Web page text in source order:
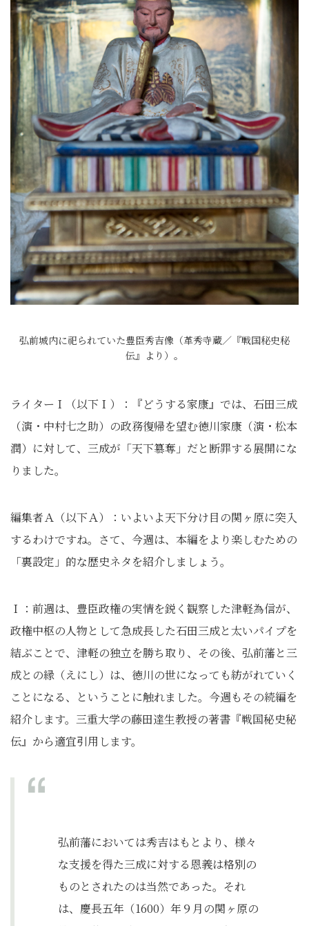
弘前城内に祀られていた豊臣秀吉像（革秀寺蔵／『戦国秘史秘
伝』より）。
ライターＩ（以下Ｉ）：『どうする家康』では、石田三成
（演・中村七之助）の政務復帰を望む徳川家康（演・松本
潤）に対して、三成が「天下簒奪」だと断罪する展開にな
りました｡
編集者Ａ（以下Ａ）：いよいよ天下分け目の関ヶ原に突入
するわけですね。さて、今週は、本編をより楽しむための
「裏設定」的な歴史ネタを紹介しましょう。
Ｉ：前週は、豊臣政権の実情を鋭く観察した津軽為信が、
政権中枢の人物として急成長した石田三成と太いパイプを
結ぶことで、津軽の独立を勝ち取り、その後、弘前藩と三
成との縁（えにし）は、徳川の世になっても紡がれていく
ことになる、ということに触れました。今週もその続編を
紹介します。三重大学の藤田達生教授の著書『戦国秘史秘
伝』から適宜引用します。
弘前藩においては秀吉はもとより、様々
な支援を得た三成に対する恩義は格別の
ものとされたのは当然であった。それ
は、慶長五年（1600）年９月の関ヶ原の